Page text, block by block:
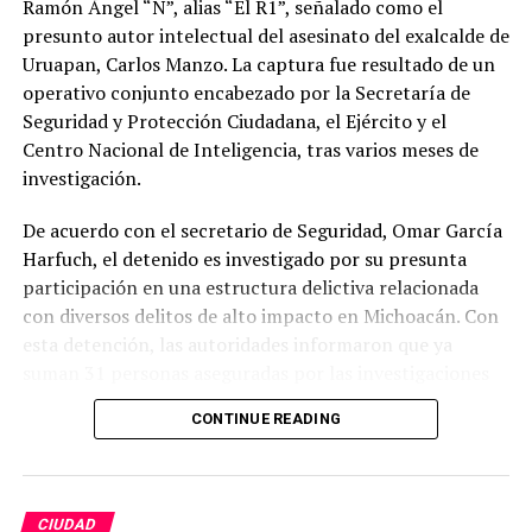
Ramón Ángel “N”, alias “El R1”, señalado como el
presunto autor intelectual del asesinato del exalcalde de
Uruapan, Carlos Manzo. La captura fue resultado de un
operativo conjunto encabezado por la Secretaría de
Seguridad y Protección Ciudadana, el Ejército y el
Centro Nacional de Inteligencia, tras varios meses de
investigación.
De acuerdo con el secretario de Seguridad, Omar García
Harfuch, el detenido es investigado por su presunta
participación en una estructura delictiva relacionada
con diversos delitos de alto impacto en Michoacán. Con
esta detención, las autoridades informaron que ya
relacionadas con el homicidio del exalcalde.
mientras participaba en un evento público en Uruapan,
un crimen que generó una amplia movilización de
CONTINUE READING
CIUDAD